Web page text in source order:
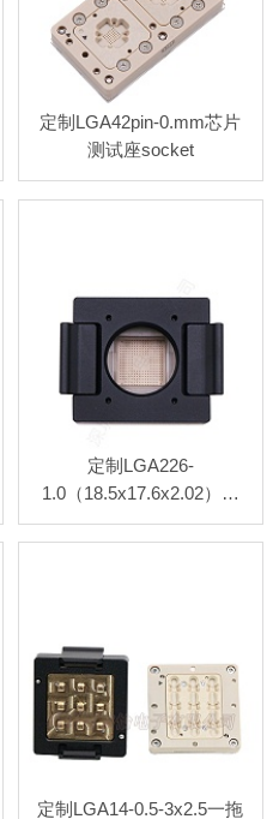
定制LGA42pin-0.mm芯片
测试座socket
定制LGA226-
1.0（18.5x17.6x2.02）合
金旋钮探针测试座
定制LGA14-0.5-3x2.5一拖